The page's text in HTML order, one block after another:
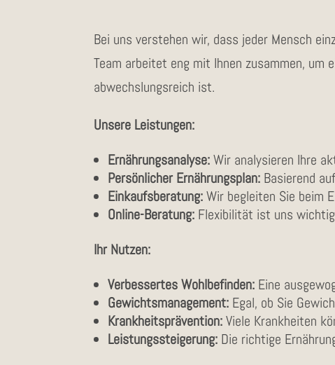
Bei uns verstehen wir, dass jeder Mensch
Team arbeitet eng mit Ihnen zusammen, um
abwechslungsreich ist.
Unsere Leistungen:
Ernährungsanalyse:Wir analysieren Ihre
Persönlicher Ernährungsplan: Basierend
Einkaufsberatung:Wir begleiten Sie beim
Online-Beratung: Flexibilität ist uns
Ihr Nutzen:
Verbessertes Wohlbefinden: Eine
Gewichtsmanagement: Egal, ob Sie
Krankheitsprävention:Viele Krankheiten
Leistungssteigerung: Die richtige